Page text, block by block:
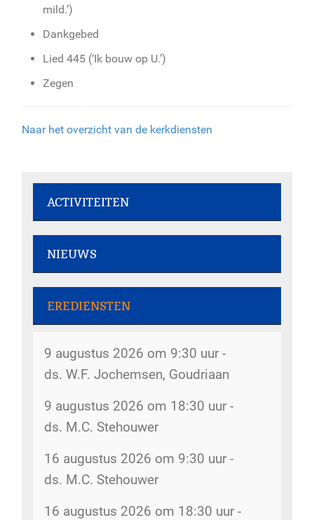
mild.’)
Dankgebed
Lied 445 (‘Ik bouw op U.’)
Zegen
Naar het overzicht van de kerkdiensten
ACTIVITEITEN
Rommelmarkt - 7 augustus 2026
Dorpsstraat 207
Rommelmarkt - 8 augustus 2026
Dorpsstraat 207
De kerk is open - 8 augustus 2026
kerk
Rommelmarkt - 12 augustus 2026
Dorpsstraat 207
Rommelmarkt - 14 augustus 2026
Dorpsstraat 207
Kopij kerkbode - 14 augustus 2026
NIEUWS
Gemeenteweekend - 31 juli 2026
2026
Inventarisatie bijbelkringen - 29 juli
2026
Omzien naar elkaar - 17 juli 2026
EREDIENSTEN
9 augustus 2026 om 9:30 uur -
ds. W.F. Jochemsen, Goudriaan
9 augustus 2026 om 18:30 uur -
ds. M.C. Stehouwer
16 augustus 2026 om 9:30 uur -
ds. M.C. Stehouwer
16 augustus 2026 om 18:30 uur -